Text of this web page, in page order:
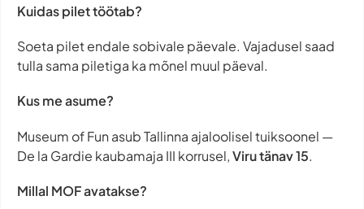
Kuidas pilet töötab?
Soeta pilet endale sobivale päevale. Vajadusel saad
tulla sama piletiga ka mõnel muul päeval.
Kus me asume?
Museum of Fun asub Tallinna ajaloolisel tuiksoonel —
De la Gardie kaubamaja III korrusel,Viru tänav 15.
Millal MOF avatakse?